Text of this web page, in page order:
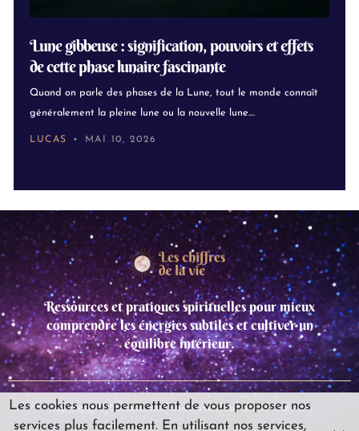
Lune gibbeuse : signification, pouvoirs et effets
de cette phase lunaire fascinante
Quand on parle des phases de la Lune, tout le monde connaît
généralement la pleine lune ou la nouvelle lune....
LUCAS MAI 10, 2026
Ressources et pratiques spirituelles pour mieux
comprendre les énergies subtiles et cultiver un
équilibre intérieur.
Copyright © 2025 leschiffresdelavie,Tous droits réservés.
Les cookies nous permettent de vous proposer nos
services plus facilement. En utilisant nos services,